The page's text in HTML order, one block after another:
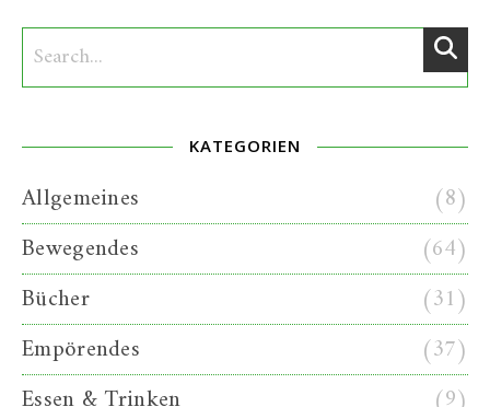
KATEGORIEN
Allgemeines
(8)
Bewegendes
(64)
Bücher
(31)
Empörendes
(37)